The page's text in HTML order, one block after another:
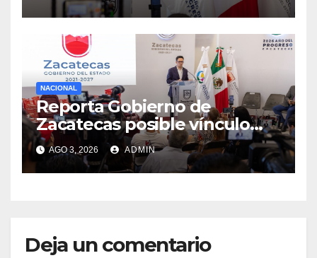
NACIONAL
Reporta Gobierno de
Zacatecas posible vínculo
entre vehículos utilizados en
Calera y los hechos del 18 de
julio
AGO 3, 2026 ADMIN
Deja un comentario